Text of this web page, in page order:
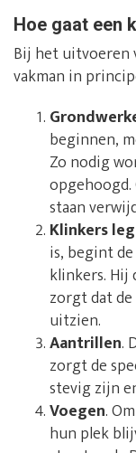
Hoe gaat een
Bij het uitvoeren
vakman in
beginnen,
Zo nodig
staan
Klinkers
is, begint
klinkers. Hij
zorgt dat
uitzien.
Aantrillen.
zorgt de
stevig zijn
Voegen.
hun plek